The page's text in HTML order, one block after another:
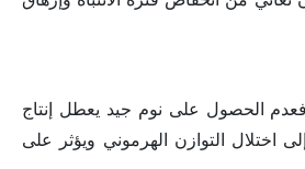
الحصول على نوم جيد يعطل إنتاج
اختلال التوازن الهرموني ويؤثر على